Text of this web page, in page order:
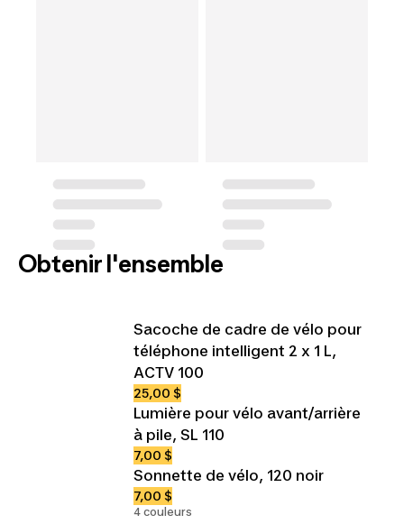
Obtenir l'ensemble
Sacoche de cadre de vélo pour
téléphone intelligent 2 x 1 L,
ACTV 100
25,00 $
Lumière pour vélo avant/arrière
à pile, SL 110
7,00 $
Sonnette de vélo, 120 noir
7,00 $
4 couleurs